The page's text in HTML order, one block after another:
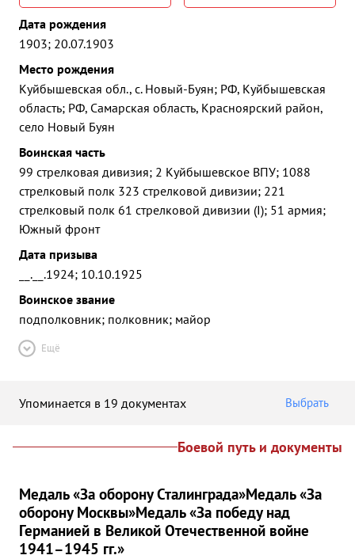
Дата рождения
1903; 20.07.1903
Место рождения
Куйбышевская обл., с. Новый-Буян; РФ, Куйбышевская
область; РФ, Самарская область, Красноярский район,
село Новый Буян
Воинская часть
99 стрелковая дивизия; 2 Куйбышевское ВПУ; 1088
стрелковый полк 323 стрелковой дивизии; 221
стрелковый полк 61 стрелковой дивизии (I); 51 армия;
Южный фронт
Дата призыва
__.__.1924; 10.10.1925
Воинское звание
подполковник; полковник; майор
Ещё
Упоминается в 19 документах Выбрать
Боевой путь и документы
Медаль «За оборону Сталинграда»Медаль «За
оборону Москвы»Медаль «За победу над
Германией в Великой Отечественной войне
1941–1945 гг.»